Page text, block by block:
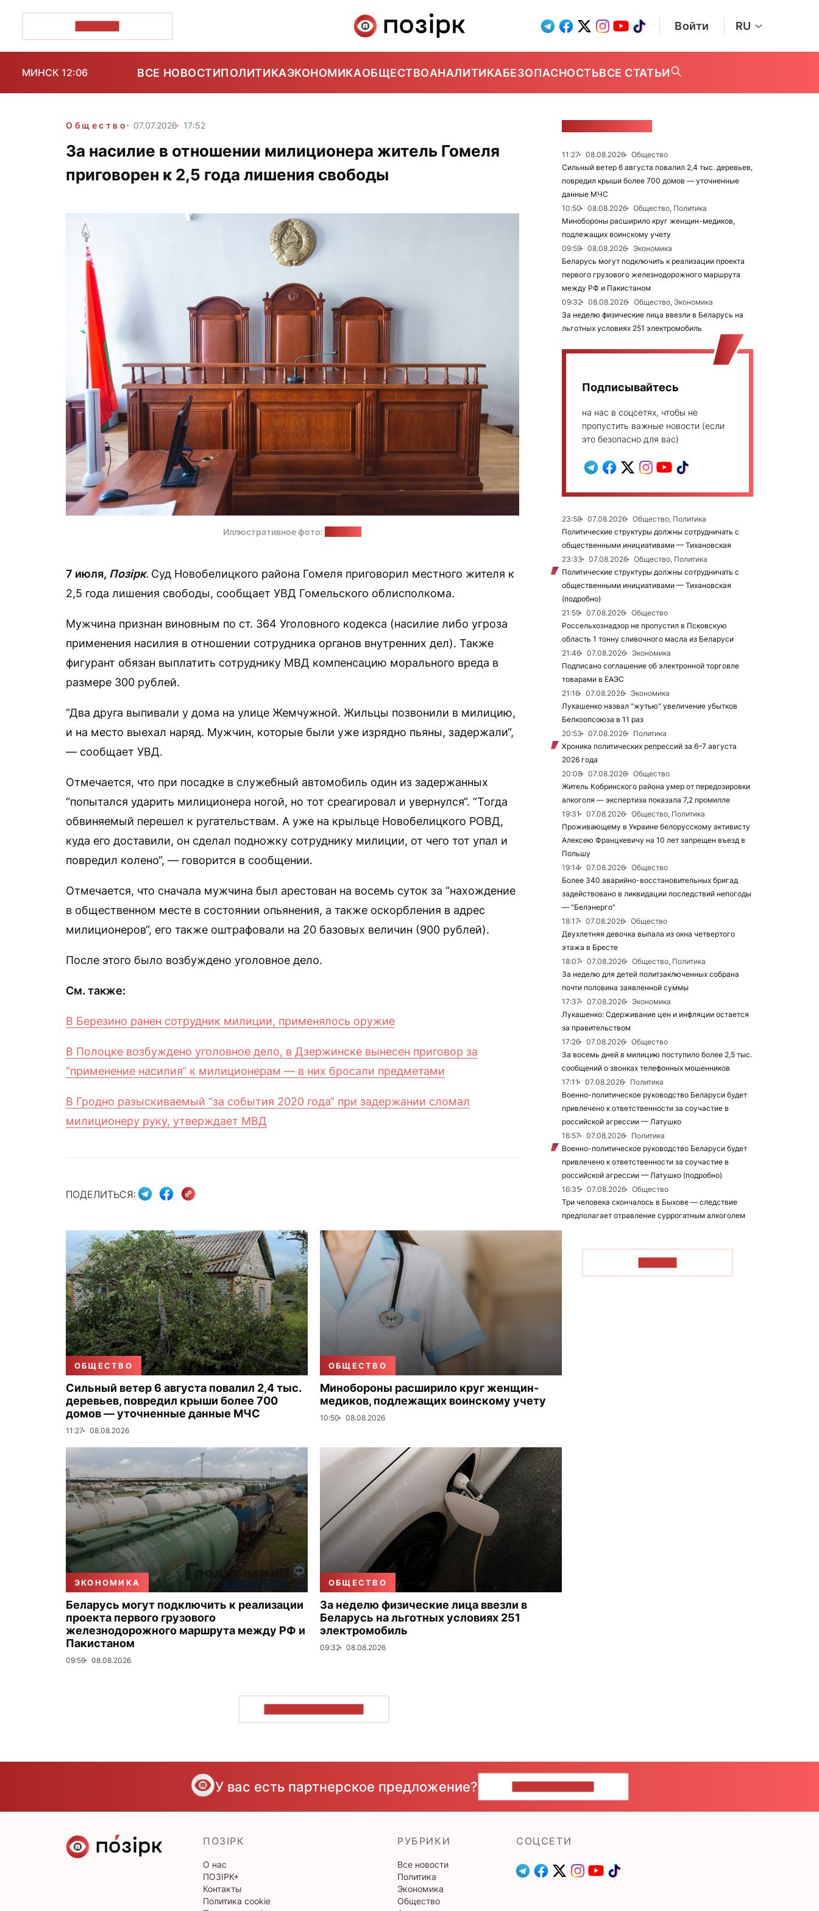
Войти RU
МИНСК 12:06 ВСЕ НОВОСТИПОЛИТИКАЭКОНОМИКАОБЩЕСТВОАНАЛИТИКАБЕЗОПАСНОСТЬВСЕ СТАТЬИ
Общество 07.07.2026 17:52
За насилие в отношении милиционера житель Гомеля
приговорен к 2,5 года лишения свободы
Иллюстративное фото:
7 июля, Позірк. Суд Новобелицкого района Гомеля приговорил местного жителя к
2,5 года лишения свободы, сообщает УВД Гомельского облисполкома.
Мужчина признан виновным по ст. 364 Уголовного кодекса (насилие либо угроза
применения насилия в отношении сотрудника органов внутренних дел). Также
фигурант обязан выплатить сотруднику МВД компенсацию морального вреда в
размере 300 рублей.
“Два друга выпивали у дома на улице Жемчужной. Жильцы позвонили в милицию,
и на место выехал наряд. Мужчин, которые были уже изрядно пьяны, задержали“,
— сообщает УВД.
Отмечается, что при посадке в служебный автомобиль один из задержанных
“попытался ударить милиционера ногой, но тот среагировал и увернулся“. “Тогда
обвиняемый перешел к ругательствам. А уже на крыльце Новобелицкого РОВД,
куда его доставили, он сделал подножку сотруднику милиции, от чего тот упал и
повредил колено“, — говорится в сообщении.
Отмечается, что сначала мужчина был арестован на восемь суток за “нахождение
в общественном месте в состоянии опьянения, а также оскорбления в адрес
милиционеров“, его также оштрафовали на 20 базовых величин (900 рублей).
После этого было возбуждено уголовное дело.
См. также:
В Березино ранен сотрудник милиции, применялось оружие
В Полоцке возбуждено уголовное дело, в Дзержинске вынесен приговор за
“применение насилия“ к милиционерам — в них бросали предметами
В Гродно разыскиваемый “за события 2020 года“ при задержании сломал
милиционеру руку, утверждает МВД
ПОДЕЛИТЬСЯ:
ОБЩЕСТВО
Сильный ветер 6 августа повалил 2,4 тыс.
деревьев, повредил крыши более 700
домов — уточненные данные МЧС
11:27 08.08.2026
ОБЩЕСТВО
Минобороны расширило круг женщин-
медиков, подлежащих воинскому учету
10:50 08.08.2026
ЭКОНОМИКА
Беларусь могут подключить к реализации
проекта первого грузового
железнодорожного маршрута между РФ и
Пакистаном
09:59 08.08.2026
ОБЩЕСТВО
За неделю физические лица ввезли в
Беларусь на льготных условиях 251
электромобиль
09:32 08.08.2026
11:27 08.08.2026
Общество
Сильный ветер 6 августа повалил 2,4 тыс. деревьев,
повредил крыши более 700 домов — уточненные
данные МЧС
10:50
08.08.2026
Общество, Политика
Минобороны расширило круг женщин-медиков,
подлежащих воинскому учету
09:59
08.08.2026
Экономика
Беларусь могут подключить к реализации проекта
первого грузового железнодорожного маршрута
между РФ и Пакистаном
09:32
08.08.2026
Общество, Экономика
За неделю физические лица ввезли в Беларусь на
льготных условиях 251 электромобиль
Подписывайтесь
на нас в соцсетях, чтобы не
пропустить важные новости (если
это безопасно для вас)
23:58 07.08.2026
Общество, Политика
Политические структуры должны сотрудничать с
общественными инициативами — Тихановская
23:33
07.08.2026
Общество, Политика
Политические структуры должны сотрудничать с
общественными инициативами — Тихановская
(подробно)
21:59
07.08.2026
Общество
Россельхознадзор не пропустил в Псковскую
область 1 тонну сливочного масла из Беларуси
21:46
07.08.2026
Экономика
Подписано соглашение об электронной торговле
товарами в ЕАЭС
21:16
07.08.2026
Экономика
Лукашенко назвал "жутью" увеличение убытков
Белкоопсоюза в 11 раз
20:53
07.08.2026
Политика
Хроника политических репрессий за 6–7 августа
2026 года
20:08
07.08.2026
Общество
Житель Кобринского района умер от передозировки
алкоголя — экспертиза показала 7,2 промилле
19:31
07.08.2026
Общество, Политика
Проживающему в Украине белорусскому активисту
Алексею Францкевичу на 10 лет запрещен въезд в
Польшу
19:14
07.08.2026
Общество
Более 340 аварийно-восстановительных бригад
задействовано в ликвидации последствий непогоды
— "Белэнерго"
18:17
07.08.2026
Общество
Двухлетняя девочка выпала из окна четвертого
этажа в Бресте
18:07
07.08.2026
Общество, Политика
За неделю для детей политзаключенных собрана
почти половина заявленной суммы
17:37
07.08.2026
Экономика
Лукашенко: Сдерживание цен и инфляции остается
за правительством
17:26
07.08.2026
Общество
За восемь дней в милицию поступило более 2,5 тыс.
сообщений о звонках телефонных мошенников
17:11
07.08.2026
Политика
Военно-политическое руководство Беларуси будет
привлечено к ответственности за соучастие в
российской агрессии — Латушко
16:57
07.08.2026
Политика
Военно-политическое руководство Беларуси будет
привлечено к ответственности за соучастие в
российской агрессии — Латушко (подробно)
16:35
07.08.2026
Общество
Три человека скончалось в Быхове — следствие
предполагает отравление суррогатным алкоголем
У вас есть партнерское предложение?
ПОЗІРК
О нас
ПОЗІРК+
Контакты
Политика cookie
РУБРИКИ
Все новости
Политика
Экономика
Общество
CОЦСЕТИ